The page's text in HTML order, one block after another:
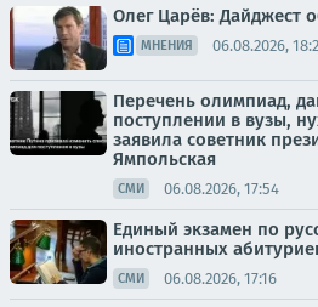
Олег Царёв: Дайджест
МНЕНИЯ 06.08.2026,
Перечень олимпиад,
поступлении в вузы,
заявила советник
Ямпольская
СМИ 06.08.2026, 17:54
Единый экзамен по
иностранных
СМИ 06.08.2026, 17:16